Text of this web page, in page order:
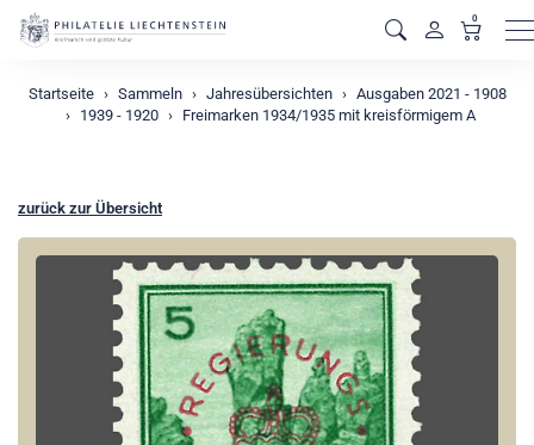
0
Startseite Sammeln Jahresübersichten
Ausgaben 2021 - 1908
1939 - 1920
Freimarken 1934/1935 mit kreisförmigem A
zurück zur Übersicht